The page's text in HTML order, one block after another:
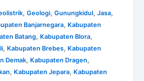
,Geologi,Gunungkidul,Jasa,
Banjarnegara, Kabupaten
Batang, Kabupaten Blora,
, Kabupaten Brebes, Kabupaten
Demak, Kabupaten Dragen,
, Kabupaten Jepara, Kabupaten